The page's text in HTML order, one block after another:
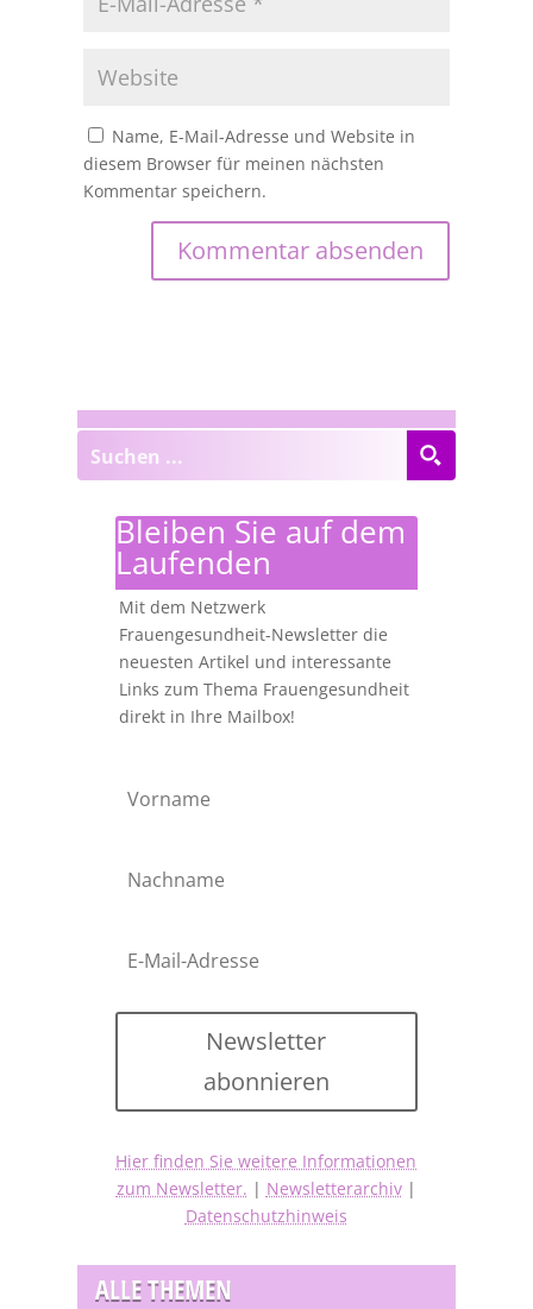
Name, E-Mail-Adresse und Website in
diesem Browser für meinen nächsten
Kommentar speichern.
Bleiben Sie auf dem
Laufenden
Mit dem Netzwerk
Frauengesundheit-Newsletter die
neuesten Artikel und interessante
Links zum Thema Frauengesundheit
direkt in Ihre Mailbox!
Newsletter
abonnieren
Hier finden Sie weitere Informationen
zum Newsletter. | Newsletterarchiv|
Datenschutzhinweis
ALLE THEMEN